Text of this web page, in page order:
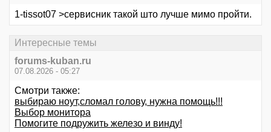
1-tissot07 >сервисник такой што лучше мимо пройти.
Интересные темы
forums-kuban.ru
07.08.2026 - 05:27
Смотри также:
выбираю ноут,сломал голову, нужна помощь!!!
Выбор монитора
Помогите подружить железо и винду!